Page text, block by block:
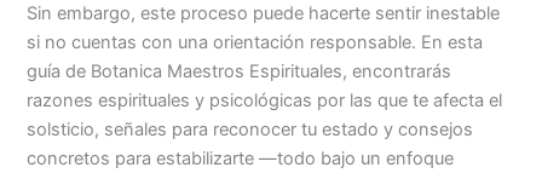
Sin embargo, este proceso puede hacerte sentir inestable
si no cuentas con una orientación responsable. En esta
guía de Botanica Maestros Espirituales, encontrarás
razones espirituales y psicológicas por las que te afecta el
solsticio, señales para reconocer tu estado y consejos
concretos para estabilizarte —todo bajo un enfoque